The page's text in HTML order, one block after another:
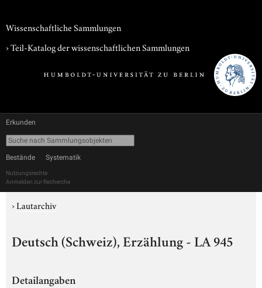
Wissenschaftliche Sammlungen
› Teil-Katalog der wissenschaftlichen Sammlungen
Erkunden
Bestände Systematik
Nutzungsrechte
Anmelden zur Recherche
›Lautarchiv
Deutsch (Schweiz), Erzählung - LA 945
Detailangaben